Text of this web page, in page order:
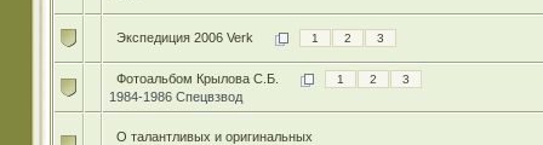
Экспедиция 2006 Verk 1 2 3
Фотоальбом Крылова С.Б. 1 2 3
1984-1986 Спецвзвод
О талантливых и оригинальных